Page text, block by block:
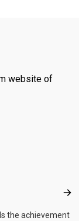
website of
ກ່ຽ
the achievement